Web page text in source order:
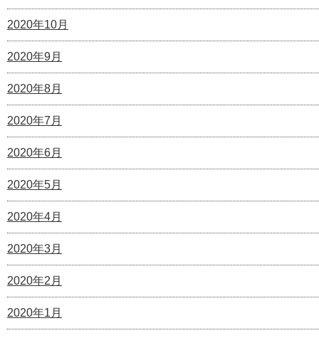
2020年10月
2020年9月
2020年8月
2020年7月
2020年6月
2020年5月
2020年4月
2020年3月
2020年2月
2020年1月